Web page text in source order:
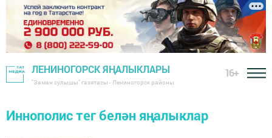
ЛЕНИНОГОРСК ЯҢАЛЫКЛАРЫ
"Заман сулышы" газетасы - Лениногорск районы
16+
Иннополис тег белән яңалыклар